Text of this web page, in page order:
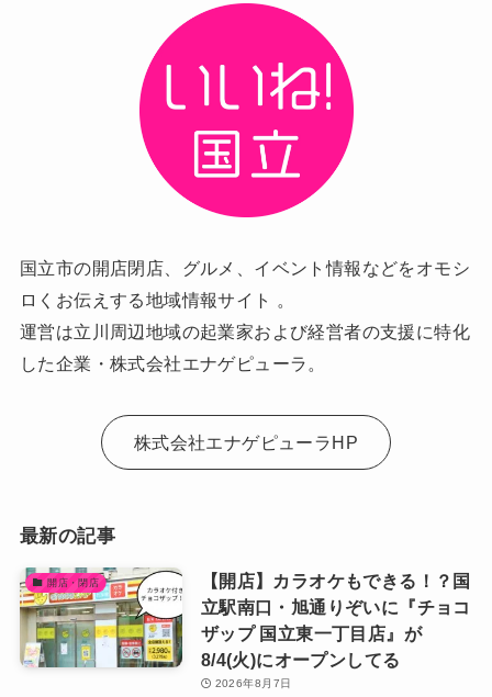
国立市の開店閉店、グルメ、イベント情報などをオモシ
ロくお伝えする地域情報サイト 。
運営は立川周辺地域の起業家および経営者の支援に特化
した企業・株式会社エナゲピューラ。
株式会社エナゲピューラHP
最新の記事
開店・閉店
【開店】カラオケもできる！？国
立駅南口・旭通りぞいに『チョコ
ザップ 国立東一丁目店』が
8/4(火)にオープンしてる
2026年8月7日